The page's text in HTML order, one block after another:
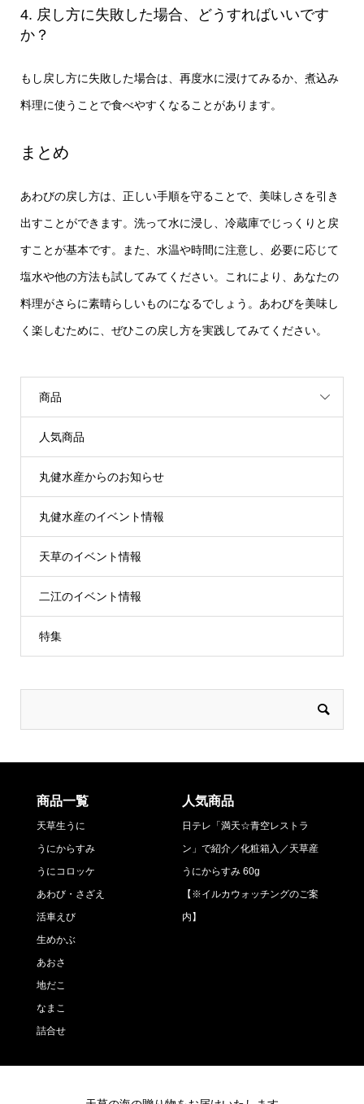
4. 戻し方に失敗した場合、どうすればいいです
か？
もし戻し方に失敗した場合は、再度水に浸けてみるか、煮込み
料理に使うことで食べやすくなることがあります。
まとめ
あわびの戻し方は、正しい手順を守ることで、美味しさを引き
出すことができます。洗って水に浸し、冷蔵庫でじっくりと戻
すことが基本です。また、水温や時間に注意し、必要に応じて
塩水や他の方法も試してみてください。これにより、あなたの
料理がさらに素晴らしいものになるでしょう。あわびを美味し
く楽しむために、ぜひこの戻し方を実践してみてください。
商品
人気商品
丸健水産からのお知らせ
丸健水産のイベント情報
天草のイベント情報
二江のイベント情報
特集
商品一覧
天草生うに
うにからすみ
うにコロッケ
あわび・さざえ
活車えび
生めかぶ
あおさ
地だこ
なまこ
詰合せ
人気商品
日テレ「満天☆青空レストラ
ン」で紹介／化粧箱入／天草産
うにからすみ 60g
【※イルカウォッチングのご案
内】